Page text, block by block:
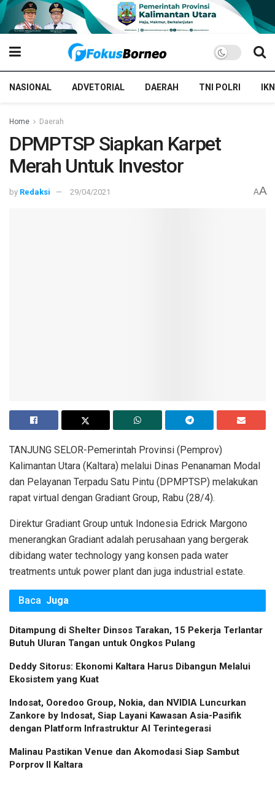
NASIONAL ADVETORIAL DAERAH TNI POLRI IKN
Home Daerah
DPMPTSP Siapkan Karpet
Merah Untuk Investor
by Redaksi 29/04/2021 AA
TANJUNG SELOR-Pemerintah Provinsi (Pemprov)
Kalimantan Utara (Kaltara) melalui Dinas Penanaman Modal
dan Pelayanan Terpadu Satu Pintu (DPMPTSP) melakukan
rapat virtual dengan Gradiant Group, Rabu (28/4).
Direktur Gradiant Group untuk Indonesia Edrick Margono
menerangkan Gradiant adalah perusahaan yang bergerak
dibidang water technology yang konsen pada water
treatments untuk power plant dan juga industrial estate.
Baca Juga
Ditampung di Shelter Dinsos Tarakan, 15 Pekerja Terlantar
Butuh Uluran Tangan untuk Ongkos Pulang
Deddy Sitorus: Ekonomi Kaltara Harus Dibangun Melalui
Ekosistem yang Kuat
Indosat, Ooredoo Group, Nokia, dan NVIDIA Luncurkan
Zankore by Indosat, Siap Layani Kawasan Asia-Pasifik
dengan Platform Infrastruktur AI Terintegerasi
Malinau Pastikan Venue dan Akomodasi Siap Sambut
Porprov II Kaltara